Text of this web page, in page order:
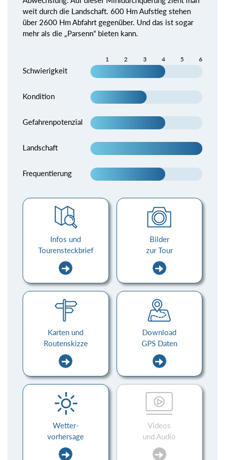
weit durch die Landschaft. 600 Hm Aufstieg stehen
über 2600 Hm Abfahrt gegenüber. Und das ist sogar
mehr als die „Parsenn“ bieten kann.
1 2 3 4 5 6
Schwierigkeit
Kondition
Gefahrenpotenzial
Landschaft
Frequentierung
Infos und
Tourensteckbrief
Bilder
zur Tour
Karten und
Routenskizze
Download
GPS Daten
Wetter-
vorhersage
Videos
und Audio